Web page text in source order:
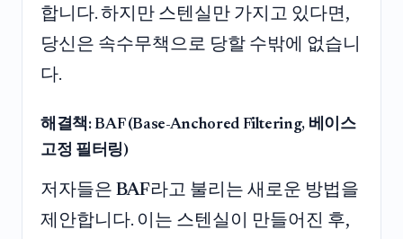
합니다. 하지만 스텐실만 가지고 있다면,
당신은 속수무책으로 당할 수밖에 없습니
다.
해결책: BAF (Base-Anchored Filtering, 베이스
고정 필터링)
저자들은 BAF라고 불리는 새로운 방법을
제안합니다. 이는 스텐실이 만들어진 후,